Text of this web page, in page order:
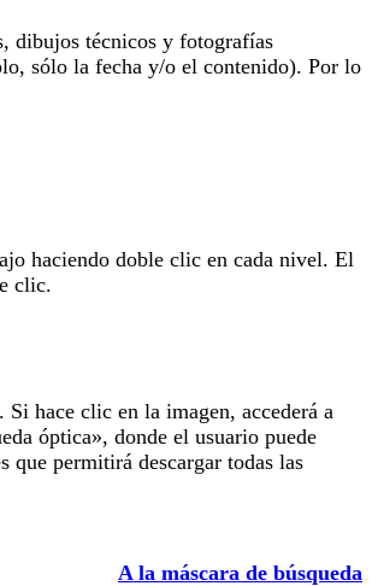
dibujos técnicos y fotografías
sólo la fecha y/o el contenido). Por lo
haciendo doble clic en cada nivel. El
clic.
hace clic en la imagen, accederá a
óptica», donde el usuario puede
que permitirá descargar todas las
A la máscara de búsqueda